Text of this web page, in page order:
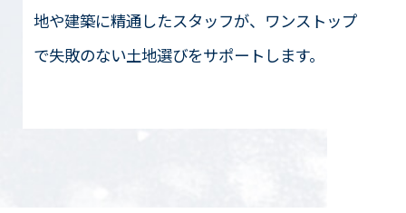
地や建築に精通したスタッフが、ワンストップ
で失敗のない土地選びをサポートします。